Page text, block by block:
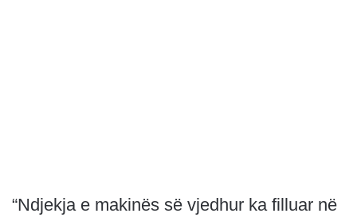
“Ndjekja e makinës së vjedhur ka filluar në